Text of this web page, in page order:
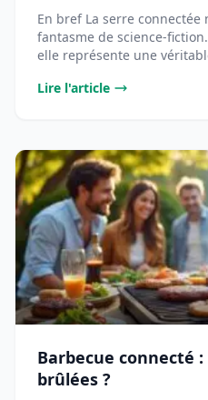
En bref La serre connectée
fantasme de science-
elle représente une
Lire l'article
Barbecue connecté
brûlées ?